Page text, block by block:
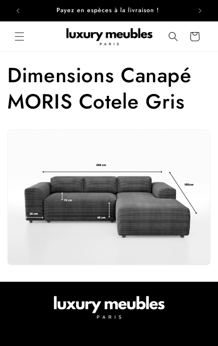
passer
au
Payez en espèces à la livraison !
Panier
Dimensions Canapé
MORIS Cotele Gris